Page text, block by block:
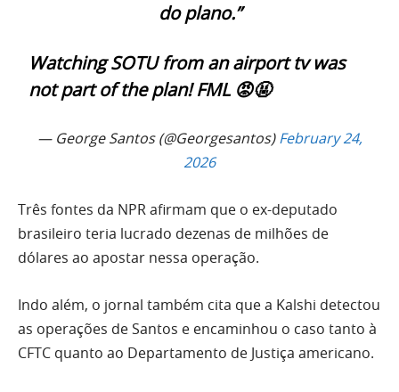
do plano.”
Watching SOTU from an airport tv was
not part of the plan! FML 😡🤬
— George Santos (@Georgesantos)February 24,
2026
Três fontes da NPR afirmam que o ex-deputado
brasileiro teria lucrado dezenas de milhões de
dólares ao apostar nessa operação.
Indo além, o jornal também cita que a Kalshi detectou
as operações de Santos e encaminhou o caso tanto à
CFTC quanto ao Departamento de Justiça americano.